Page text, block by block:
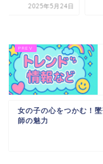
2025年4月9日
女の子の心をつかむ！
師の魅力